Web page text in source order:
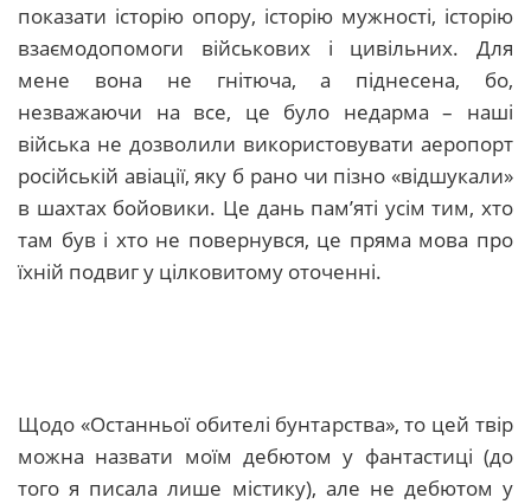
показати історію опору, історію мужності, історію
взаємодопомоги військових і цивільних. Для
мене вона не гнітюча, а піднесена, бо,
незважаючи на все, це було недарма – наші
війська не дозволили використовувати аеропорт
російській авіації, яку б рано чи пізно «відшукали»
в шахтах бойовики. Це дань пам’яті усім тим, хто
там був і хто не повернувся, це пряма мова про
їхній подвиг у цілковитому оточенні.
Щодо «Останньої обителі бунтарства», то цей твір
можна назвати моїм дебютом у фантастиці (до
того я писала лише містику), але не дебютом у